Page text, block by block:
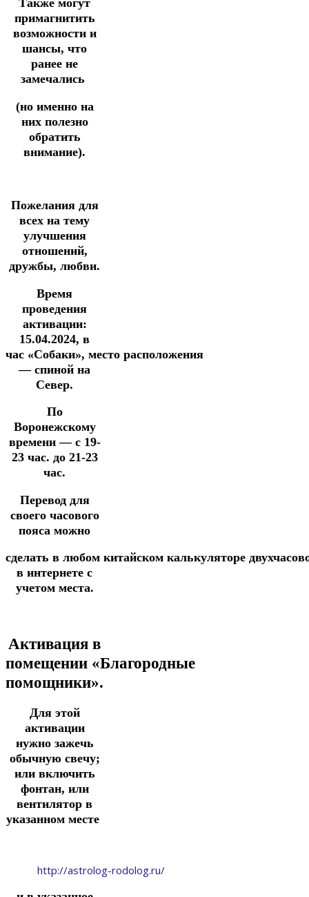
Также могут
примагнитить
возможности и
шансы, что
ранее не
замечались
(но именно на
них полезно
обратить
внимание).
Пожелания для
всех на тему
улучшения
отношений,
дружбы, любви.
Время
проведения
активации:
15.04.2024, в
час «Собаки», место расположения
— спиной на
Север.
По
Воронежскому
времени — с 19-
23 час. до 21-23
час.
Перевод для
своего часового
пояса можно
сделать в любом китайском калькуляторе
в интернете с
учетом места.
Активация в
помещении «Благородные
помощники».
Для этой
активации
нужно зажечь
обычную свечу;
или включить
фонтан, или
вентилятор в
указанном месте
http://astrolog-rodolog.ru/